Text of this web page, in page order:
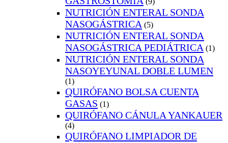
NUTRICIÓN ENTERAL SONDA
NASOGÁSTRICA (5)
NUTRICIÓN ENTERAL SONDA
NASOGÁSTRICA PEDIÁTRICA (1)
NUTRICIÓN ENTERAL SONDA
NASOYEYUNAL DOBLE LUMEN
(1)
QUIRÓFANO BOLSA CUENTA
GASAS (1)
QUIRÓFANO CÁNULA YANKAUER
(4)
QUIRÓFANO LIMPIADOR DE